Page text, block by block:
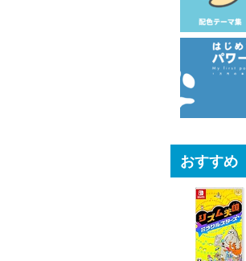
おすすめ